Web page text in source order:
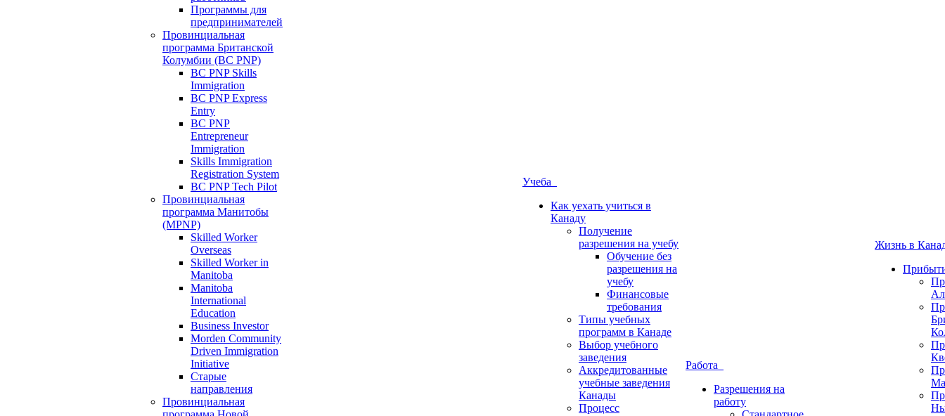
Программы для
предпринимателей
Провинциальная
программа Британской
Колумбии (BC PNP)
BC PNP Skills
Immigration
BC PNP Express
Entry
BC PNP
Entrepreneur
Immigration
Skills Immigration
Registration System
BC PNP Tech Pilot
Провинциальная
программа Манитобы
(MPNP)
Skilled Worker
Overseas
Skilled Worker in
Manitoba
Manitoba
International
Education
Business Investor
Morden Community
Driven Immigration
Initiative
Старые
направления
Провинциальная
Учеба
Как уехать учиться в
Канаду
Получение
разрешения на учебу
Обучение без
разрешения на
учебу
Финансовые
требования
Типы учебных
программ в Канаде
Выбор учебного
заведения
Аккредитованные
учебные заведения
Канады
Процесс
Работа
Разрешения на
работу
Жизнь в